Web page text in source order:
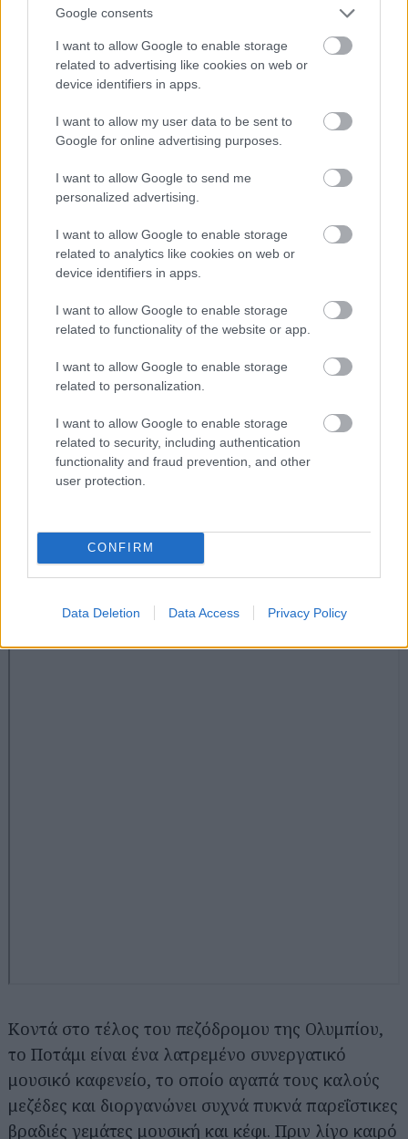
Google consents
I want to allow Google to enable storage
related to advertising like cookies on web or
device identifiers in apps.
I want to allow my user data to be sent to
Google for online advertising purposes.
I want to allow Google to send me
personalized advertising.
I want to allow Google to enable storage
related to analytics like cookies on web or
device identifiers in apps.
I want to allow Google to enable storage
related to functionality of the website or app.
I want to allow Google to enable storage
related to personalization.
I want to allow Google to enable storage
related to security, including authentication
functionality and fraud prevention, and other
user protection.
CONFIRM
Data Deletion Data Access Privacy Policy
γειτονιές, και μάλιστα στο ωραιότερο σημείο της,
τον ηλιόλουστο πεζόδρομο της Ολυμπίου,
απλώνει τα τραπεζάκια του το συνεργατικό
καφενείο Παγκάκι. Καθημερινά παίζει ευάκουστες
world και τζαζ μουσικές, ενώ όλα τα προϊόντα
που θα βρεις εκεί–από τον καφέ και την ζάχαρη
μέχρι το τελευταίο μεζεδάκι– προέρχονται όλα
από μικρές «δίκαιες» κολλεκτίβες σε κάθε γωνιά
δοκιμάσεις τη φάβα με καραμελωμένα κρεμμύδια,
τη μαρινάτη σαρδέλα, το καπνιστό μπακαλιάρο
λαδολέμονο και το ρολό κοτόπουλο με σως
του. Για ένα χορταστικό τσιμπολόγημα με
κρασάκι, ουζάκι, μπυρίτσα ο λογαριασμός δεν θα
γράψει περισσότερα από 10-12€ το άτομο.
Το Ποτάμι
Κοντά στο τέλος του πεζόδρομου της Ολυμπίου,
το Ποτάμι είναι ένα λατρεμένο συνεργατικό
μουσικό καφενείο, το οποίο αγαπά τους καλούς
μεζέδες και διοργανώνει συχνά πυκνά παρεΐστικες
βραδιές γεμάτες μουσική και κέφι. Πριν λίγο καιρό